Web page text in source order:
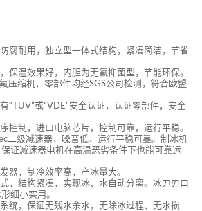
腐耐用，独立型一体式结构，紧凑简洁，节省
保温效果好，内胆为无氟抑菌型，节能环保。
压缩机，零部件均经SGS公司检测，符合欧盟
“TUV”或“VDE”安全认证，认证零部件，安全
控制，进口电脑芯片，控制可靠，运行平稳。
二级减速器，噪音低，运行平稳可靠。制冰机
保证减速器电机在高温恶劣条件下也能可靠运
器，制冷效率高，产冰量大。
，结构紧凑，实现冰、水自动分离。冰刀刃口
细小实用。
统，保证无残水余水，无除冰过程、无水损